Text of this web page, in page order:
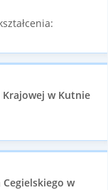
w Kutnie
w